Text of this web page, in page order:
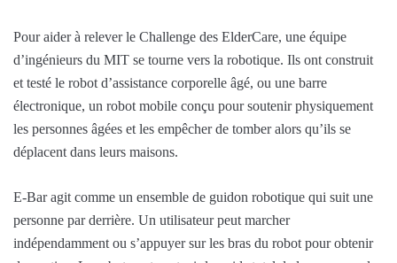
Pour aider à relever le Challenge des ElderCare, une équipe
d’ingénieurs du MIT se tourne vers la robotique. Ils ont construit
et testé le robot d’assistance corporelle âgé, ou une barre
électronique, un robot mobile conçu pour soutenir physiquement
les personnes âgées et les empêcher de tomber alors qu’ils se
déplacent dans leurs maisons.
E-Bar agit comme un ensemble de guidon robotique qui suit une
personne par derrière. Un utilisateur peut marcher
indépendamment ou s’appuyer sur les bras du robot pour obtenir